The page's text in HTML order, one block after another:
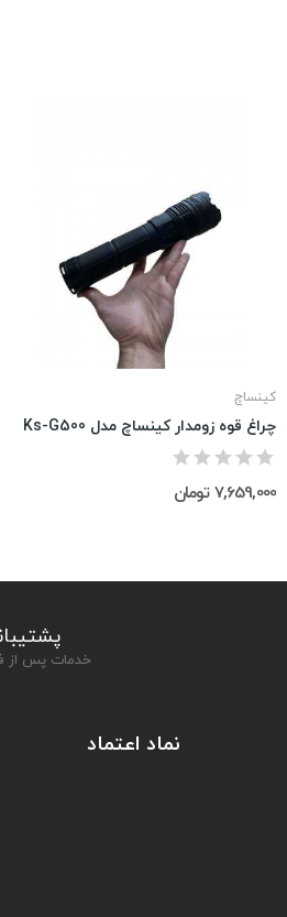
کینساچ
چراغ قوه زومدار کینساچ مدل Ks-G500
7,659,000 تومان
خدمات پس از
نماد اعتماد